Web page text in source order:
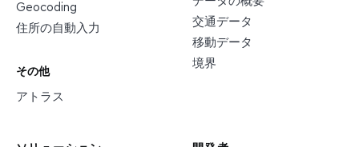
Geocoding
住所の自動入力
その他
アトラス
交通データ
移動データ
境界